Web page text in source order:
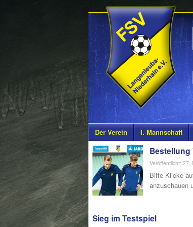
Der Verein I. Mannschaft
Bestellung
Veröffentlicht: 27.
Bitte Klicke
anzuschauen
Sieg im Testspiel